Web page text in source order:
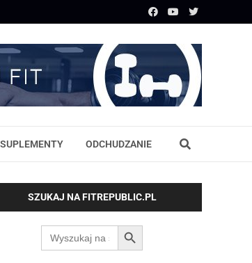
SUPLEMENTY ODCHUDZANIE
SZUKAJ NA FITREPUBLIC.PL
Search
for:
SEARCH BUTTON